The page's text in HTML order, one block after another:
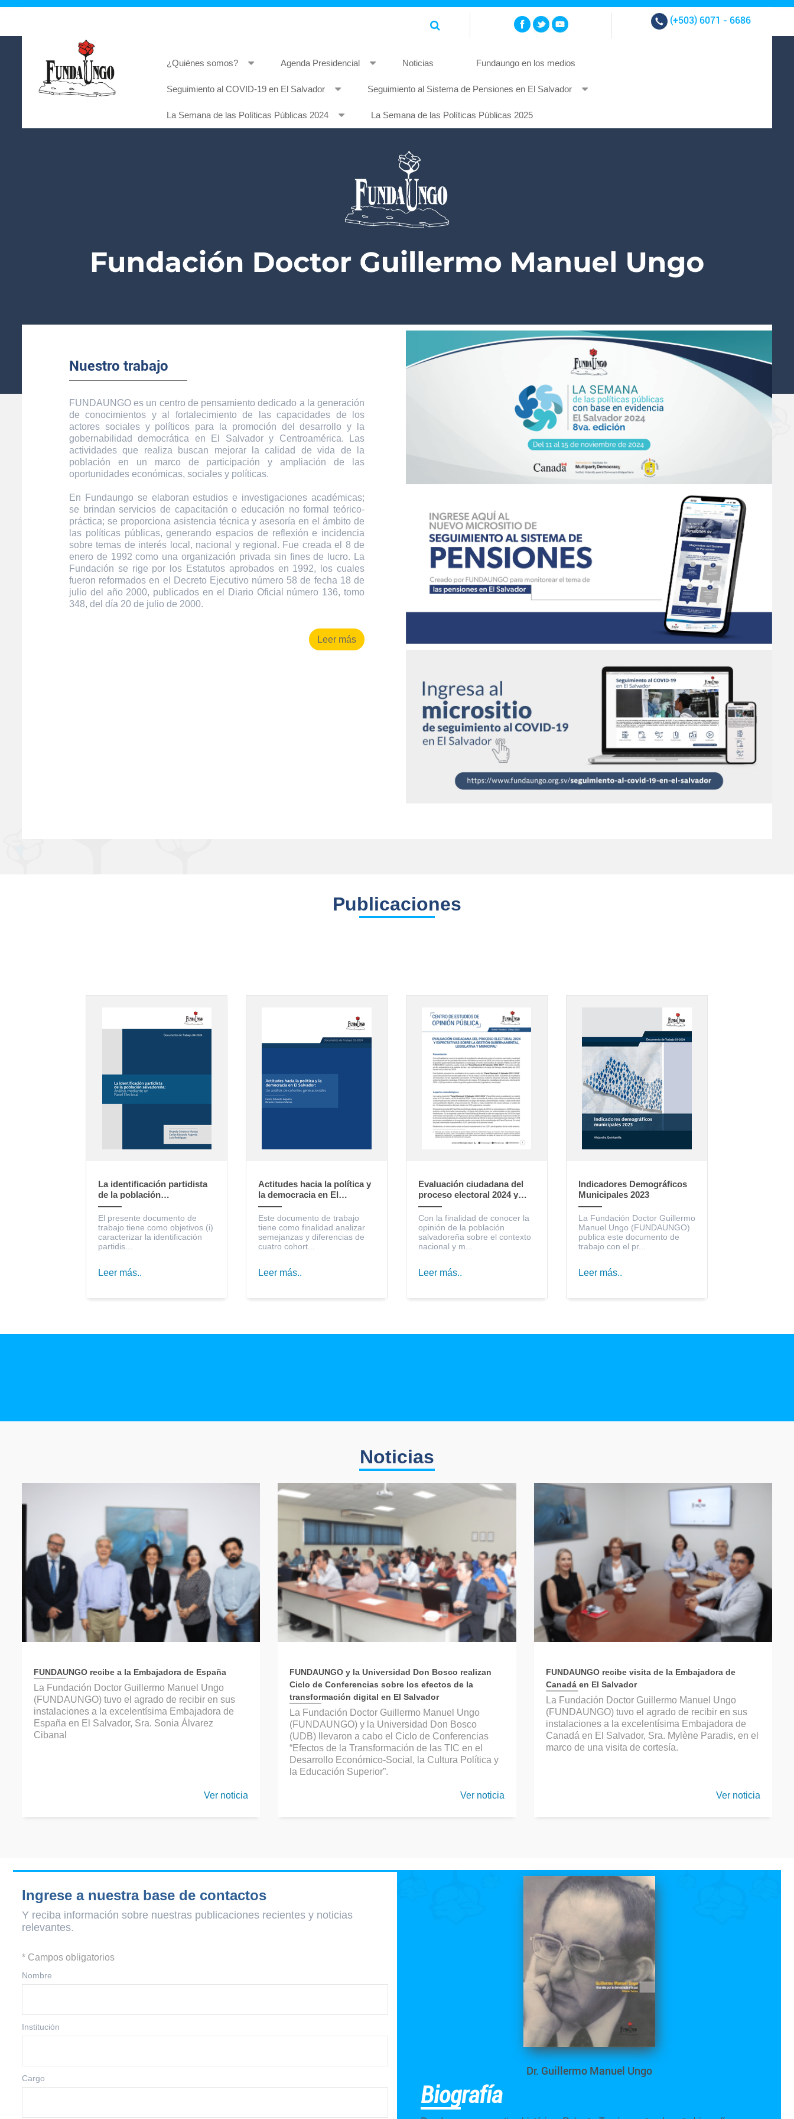
(+503) 6071 - 6686
¿Quiénes somos? Agenda Presidencial Noticias Fundaungo en los medios
Seguimiento al COVID-19 en El Salvador Seguimiento al Sistema de Pensiones en El Salvador
La Semana de las Políticas Públicas 2024 La Semana de las Políticas Públicas 2025
Nuestro trabajo
FUNDAUNGO es un centro de pensamiento dedicado a la generación
de conocimientos y al fortalecimiento de las capacidades de los
actores sociales y políticos para la promoción del desarrollo y la
gobernabilidad democrática en El Salvador y Centroamérica. Las
actividades que realiza buscan mejorar la calidad de vida de la
población en un marco de participación y ampliación de las
oportunidades económicas, sociales y políticas.
En Fundaungo se elaboran estudios e investigaciones académicas;
se brindan servicios de capacitación o educación no formal teórico-
práctica; se proporciona asistencia técnica y asesoría en el ámbito de
las políticas públicas, generando espacios de reflexión e incidencia
sobre temas de interés local, nacional y regional. Fue creada el 8 de
enero de 1992 como una organización privada sin fines de lucro. La
Fundación se rige por los Estatutos aprobados en 1992, los cuales
fueron reformados en el Decreto Ejecutivo número 58 de fecha 18 de
julio del año 2000, publicados en el Diario Oficial número 136, tomo
348, del día 20 de julio de 2000.
Leer más
Publicaciones
La identificación partidista
de la población
salvadoreña: Análisis
mediante un Panel Electoral
El presente documento de
trabajo tiene como objetivos (i)
caracterizar la identificación
partidis...
Leer más..
Actitudes hacia la política y
la democracia en El
Salvador: un análisis de
cohortes generacionales
Este documento de trabajo
tiene como finalidad analizar
semejanzas y diferencias de
cuatro cohort...
Leer más..
Evaluación ciudadana del
proceso electoral 2024 y
expectativas sobre la
gestión gubernamental,
legislativa y municipal
Con la finalidad de conocer la
opinión de la población
salvadoreña sobre el contexto
nacional y m...
Leer más..
Indicadores Demográficos
Municipales 2023
La Fundación Doctor Guillermo
Manuel Ungo (FUNDAUNGO)
publica este documento de
trabajo con el pr...
Leer más..
Noticias
FUNDAUNGO recibe a la Embajadora de España
La Fundación Doctor Guillermo Manuel Ungo
(FUNDAUNGO) tuvo el agrado de recibir en sus
instalaciones a la excelentísima Embajadora de
España en El Salvador, Sra. Sonia Álvarez
Cibanal
Ver noticia
FUNDAUNGO y la Universidad Don Bosco realizan
Ciclo de Conferencias sobre los efectos de la
transformación digital en El Salvador
La Fundación Doctor Guillermo Manuel Ungo
(FUNDAUNGO) y la Universidad Don Bosco
(UDB) llevaron a cabo el Ciclo de Conferencias
“Efectos de la Transformación de las TIC en el
Desarrollo Económico-Social, la Cultura Política y
la Educación Superior”.
Ver noticia
FUNDAUNGO recibe visita de la Embajadora de
Canadá en El Salvador
La Fundación Doctor Guillermo Manuel Ungo
(FUNDAUNGO) tuvo el agrado de recibir en sus
instalaciones a la excelentísima Embajadora de
Canadá en El Salvador, Sra. Mylène Paradis, en el
marco de una visita de cortesía.
Ver noticia
Ingrese a nuestra base de contactos
Y reciba información sobre nuestras publicaciones recientes y noticias
relevantes.
* Campos obligatorios
Nombre
Institución
Cargo
Dr. Guillermo Manuel Ungo
Biografía